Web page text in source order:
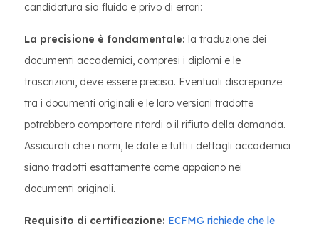
candidatura sia fluido e privo di errori:
La precisione è fondamentale: la traduzione dei
documenti accademici, compresi i diplomi e le
trascrizioni, deve essere precisa. Eventuali discrepanze
tra i documenti originali e le loro versioni tradotte
potrebbero comportare ritardi o il rifiuto della domanda.
Assicurati che i nomi, le date e tutti i dettagli accademici
siano tradotti esattamente come appaiono nei
documenti originali.
Requisito di certificazione: ECFMG richiede che le